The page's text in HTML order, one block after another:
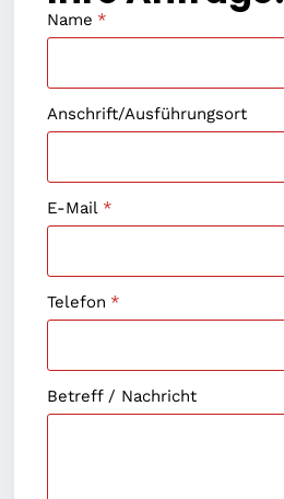
Name *
Anschrift/Ausführungsort
E-Mail *
Telefon *
Betreff / Nachricht